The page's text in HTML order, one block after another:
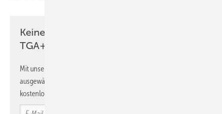
Keine Zeit? Kein Problem mit dem
TGA+E Newsletter!
Mit unserem Newsletter erhalten Sie regelmäßig von uns
ausgewählte Informationen und Neuigkeiten, gebündelt und
kostenlos direkt ins Postfach.